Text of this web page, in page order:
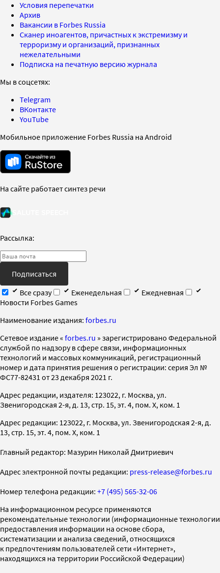
Условия перепечатки
Архив
Вакансии в Forbes Russia
Сканер иноагентов, причастных к экстремизму и
терроризму и организаций, признанных
нежелательными
Подписка на печатную версию журнала
Мы в соцсетях:
Telegram
ВКонтакте
YouTube
Мобильное приложение Forbes Russia на Android
На сайте работает синтез речи
Рассылка:
Подписаться
Все сразу
Еженедельная
Ежедневная
Новости Forbes Games
Наименование издания: forbes.ru
Cетевое издание « forbes.ru » зарегистрировано Федеральной
службой по надзору в сфере связи, информационных
технологий и массовых коммуникаций, регистрационный
номер и дата принятия решения о регистрации: серия Эл №
ФС77-82431 от 23 декабря 2021 г.
Адрес редакции, издателя: 123022, г. Москва, ул.
Звенигородская 2-я, д. 13, стр. 15, эт. 4, пом. X, ком. 1
Адрес редакции: 123022, г. Москва, ул. Звенигородская 2-я, д.
13, стр. 15, эт. 4, пом. X, ком. 1
Главный редактор: Мазурин Николай Дмитриевич
Адрес электронной почты редакции: press-release@forbes.ru
Номер телефона редакции: +7 (495) 565-32-06
На информационном ресурсе применяются
рекомендательные технологии (информационные технологии
предоставления информации на основе сбора,
систематизации и анализа сведений, относящихся
к предпочтениям пользователей сети «Интернет»,
находящихся на территории Российской Федерации)